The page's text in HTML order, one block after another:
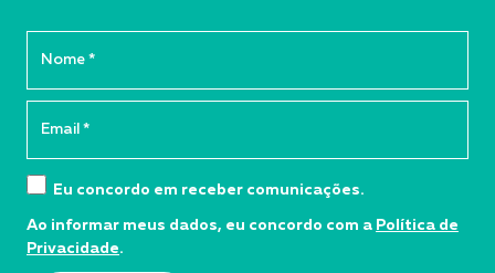
Eu concordo em receber comunicações.
Ao informar meus dados, eu concordo com a Política de
Privacidade.